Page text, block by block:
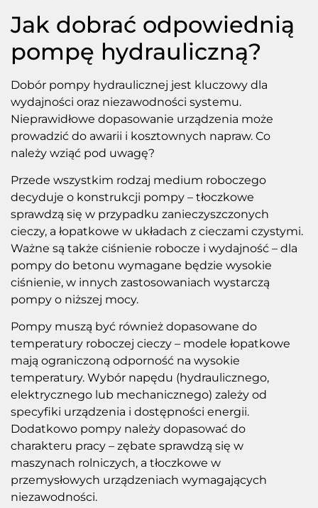
Jak dobrać odpowiednią
pompę hydrauliczną?
Dobór pompy hydraulicznej jest kluczowy dla
wydajności oraz niezawodności systemu.
Nieprawidłowe dopasowanie urządzenia może
prowadzić do awarii i kosztownych napraw. Co
należy wziąć pod uwagę?
Przede wszystkim rodzaj medium roboczego
decyduje o konstrukcji pompy – tłoczkowe
sprawdzą się w przypadku zanieczyszczonych
cieczy, a łopatkowe w układach z cieczami czystymi.
Ważne są także ciśnienie robocze i wydajność – dla
pompy do betonu wymagane będzie wysokie
ciśnienie, w innych zastosowaniach wystarczą
pompy o niższej mocy.
Pompy muszą być również dopasowane do
temperatury roboczej cieczy – modele łopatkowe
mają ograniczoną odporność na wysokie
temperatury. Wybór napędu (hydraulicznego,
elektrycznego lub mechanicznego) zależy od
specyfiki urządzenia i dostępności energii.
Dodatkowo pompy należy dopasować do
charakteru pracy – zębate sprawdzą się w
maszynach rolniczych, a tłoczkowe w
przemysłowych urządzeniach wymagających
niezawodności.